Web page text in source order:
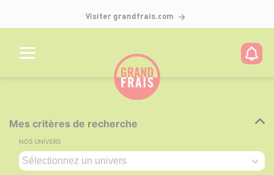
Visiter grandfrais.com
Mes critères de recherche
NOS UNIVERS